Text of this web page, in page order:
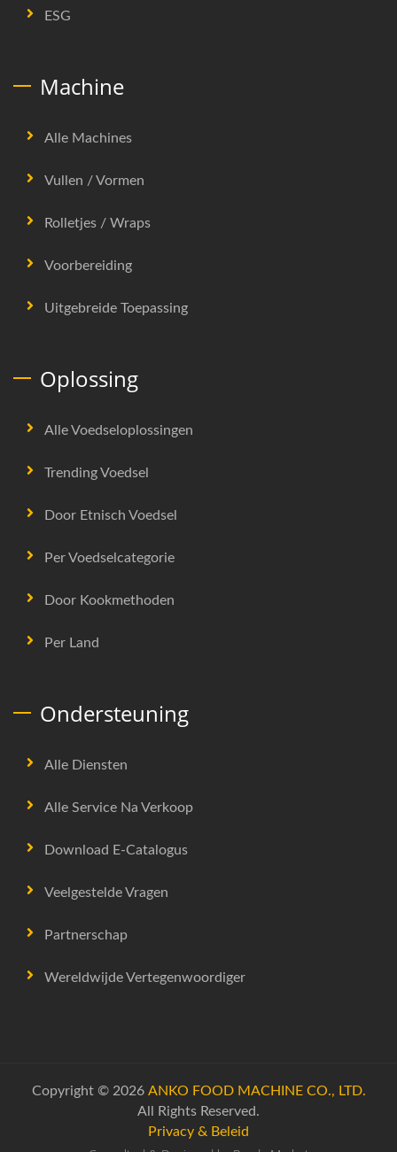
ESG
Machine
Alle Machines
Vullen / Vormen
Rolletjes / Wraps
Voorbereiding
Uitgebreide Toepassing
Oplossing
Alle Voedseloplossingen
Trending Voedsel
Door Etnisch Voedsel
Per Voedselcategorie
Door Kookmethoden
Per Land
Ondersteuning
Alle Diensten
Alle Service Na Verkoop
Download E-Catalogus
Veelgestelde Vragen
Partnerschap
Wereldwijde Vertegenwoordiger
Copyright © 2026 ANKO FOOD MACHINE CO., LTD.
All Rights Reserved.
Privacy & Beleid